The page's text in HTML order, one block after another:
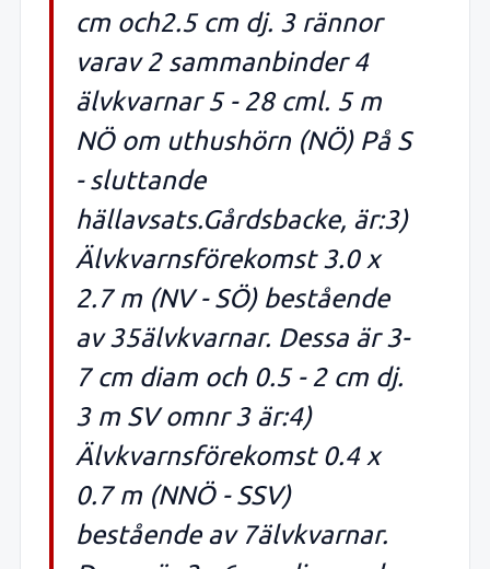
cm och2.5 cm dj. 3 rännor
varav 2 sammanbinder 4
älvkvarnar 5 - 28 cml. 5 m
NÖ om uthushörn (NÖ) På S
- sluttande
hällavsats.Gårdsbacke, är:3)
Älvkvarnsförekomst 3.0 x
2.7 m (NV - SÖ) bestående
av 35älvkvarnar. Dessa är 3-
7 cm diam och 0.5 - 2 cm dj.
3 m SV omnr 3 är:4)
Älvkvarnsförekomst 0.4 x
0.7 m (NNÖ - SSV)
bestående av 7älvkvarnar.